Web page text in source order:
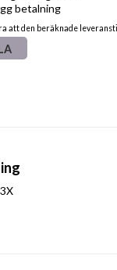
betalning
att den beräknade